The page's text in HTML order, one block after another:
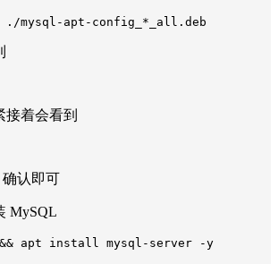
mysql-apt-config_*_all.deb
接着会看到
认即可
MySQL
apt install mysql-server -y